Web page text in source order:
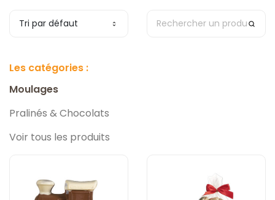
Les catégories :
Moulages
Pralinés & Chocolats
Voir tous les produits